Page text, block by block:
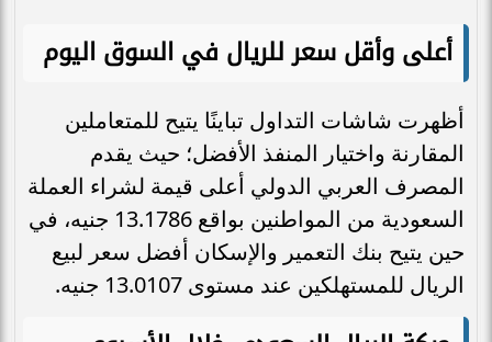
أعلى وأقل سعر للريال في السوق اليوم
أظهرت شاشات التداول تباينًا يتيح للمتعاملين
المقارنة واختيار المنفذ الأفضل؛ حيث يقدم
المصرف العربي الدولي أعلى قيمة لشراء العملة
السعودية من المواطنين بواقع 13.1786 جنيه، في
حين يتيح بنك التعمير والإسكان أفضل سعر لبيع
الريال للمستهلكين عند مستوى 13.0107 جنيه.